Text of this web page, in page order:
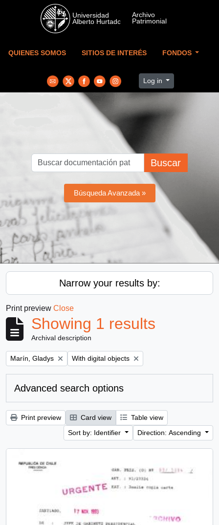
Skip to main content
QUIENES SOMOS SITIOS DE INTERÉS FONDOS
Log in
Buscar
Búsqueda Avanzada »
Narrow your results by:
Print preview Close
Showing 1 results
Archival description
Remove filter:
Marín, Gladys Remove filter:
With digital objects
Advanced search options
Print preview Card view
Table view
Sort by: Identifier
Direction: Ascending